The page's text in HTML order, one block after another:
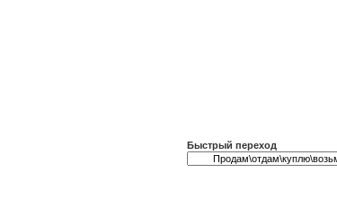
Быстрый переход